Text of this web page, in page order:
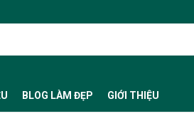
BLOG LÀM ĐẸP GIỚI THIỆU